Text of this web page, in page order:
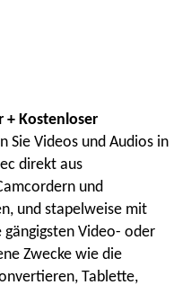
+ Kostenloser
Sie Videos und Audios in
direkt aus
und
und stapelweise mit
Video- oder
Zwecke wie die
Tablette,